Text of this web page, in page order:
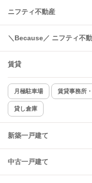
温水洗浄便座
コンロ2口以上
新着のみ
該当件数:
0件
ニフティ不動産
＼Because／ ニフティ不
賃貸
月極駐車場 賃貸事務所
貸し倉庫
新築一戸建て
中古一戸建て